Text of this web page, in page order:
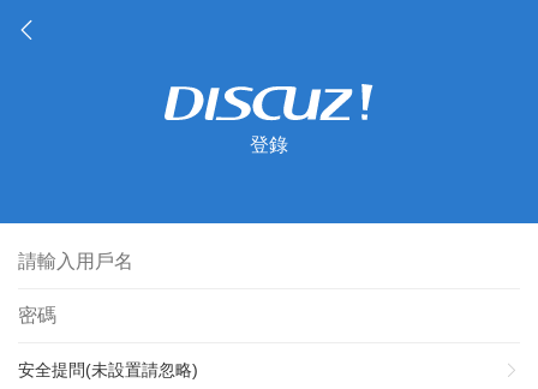
登錄
安全提問(未設置請忽略)